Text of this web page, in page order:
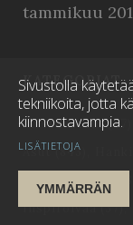
tammikuu
KATEGORIAT
Alusvaatteet(47)
Asut(843)
Historiallista
Inspiroivaa(37)
LISÄTIETOJA
Sivustolla
tekniikoita, jotta
kiinnostavampia.
YMMÄRRÄN